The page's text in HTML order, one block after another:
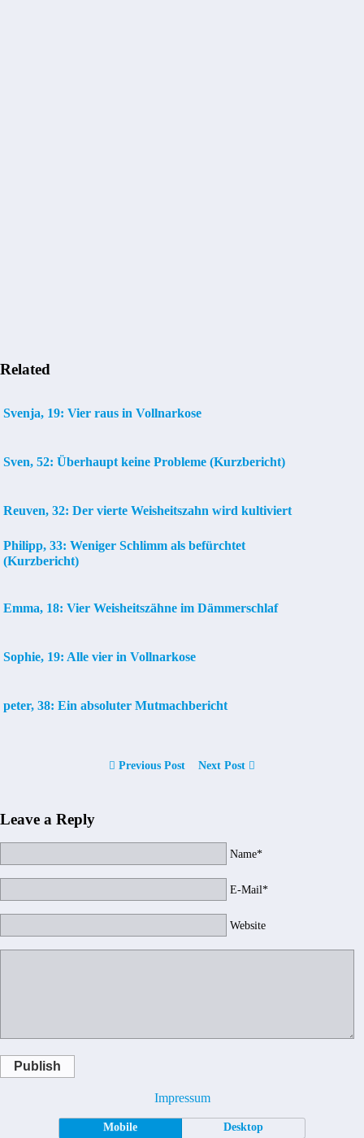
Related
Svenja, 19: Vier raus in Vollnarkose
Sven, 52: Überhaupt keine Probleme (Kurzbericht)
Reuven, 32: Der vierte Weisheitszahn wird kultiviert
Philipp, 33: Weniger Schlimm als befürchtet
(Kurzbericht)
Emma, 18: Vier Weisheitszähne im Dämmerschlaf
Sophie, 19: Alle vier in Vollnarkose
peter, 38: Ein absoluter Mutmachbericht
Previous Post Next Post
Leave a Reply
Name*
E-Mail*
Website
Publish
Impressum
Mobile Desktop